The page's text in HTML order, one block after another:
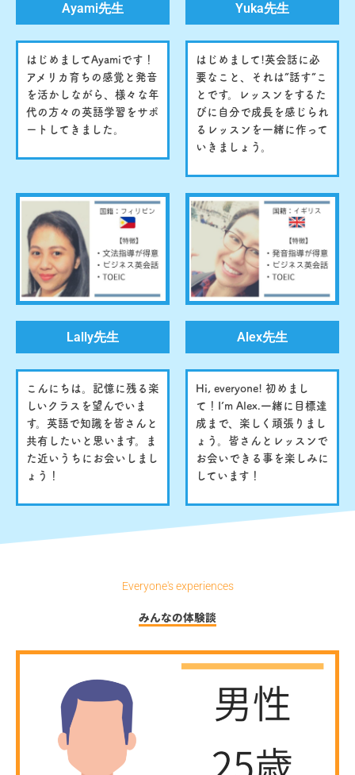
Ayami先生
はじめましてAyamiです！
アメリカ育ちの感覚と発音
を活かしながら、様々な年
代の方々の英語学習をサポ
ートしてきました。
Yuka先生
はじめまして!英会話に必
要なこと、それは”話す”こ
とです。レッスンをするた
びに自分で成長を感じられ
るレッスンを一緒に作って
いきましょう。
Lally先生
こんにちは。記憶に残る楽
しいクラスを望んでいま
す。英語で知識を皆さんと
共有したいと思います。ま
た近いうちにお会いしまし
ょう！
Alex先生
Hi, everyone! 初めまし
て！I’m Alex.一緒に目標達
成まで、楽しく頑張りまし
ょう。皆さんとレッスンで
お会いできる事を楽しみに
しています！
Everyone's experiences
みんなの体験談